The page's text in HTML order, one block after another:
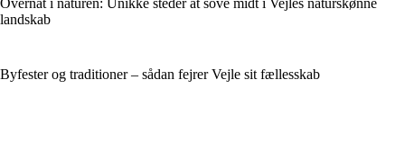
landskab
Byfester og traditioner – sådan fejrer Vejle sit fællesskab